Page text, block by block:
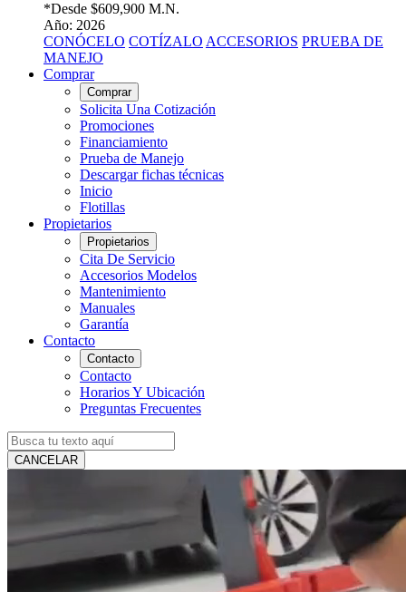
*Desde $609,900 M.N.
Año: 2026
CONÓCELO COTÍZALO ACCESORIOS PRUEBA DE
MANEJO
Comprar
Comprar
Solicita Una Cotización
Promociones
Financiamiento
Prueba de Manejo
Descargar fichas técnicas
Inicio
Flotillas
Propietarios
Propietarios
Cita De Servicio
Accesorios Modelos
Mantenimiento
Manuales
Garantía
Contacto
Contacto
Contacto
Horarios Y Ubicación
Preguntas Frecuentes
CANCELAR